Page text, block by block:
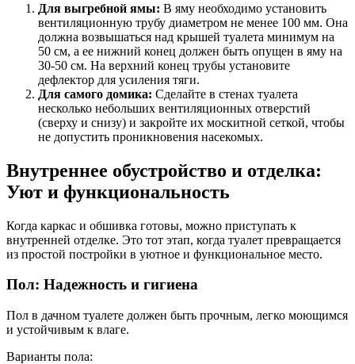
Для выгребной ямы: В яму необходимо установить
вентиляционную трубу диаметром не менее 100 мм. Она
должна возвышаться над крышей туалета минимум на
50 см, а ее нижний конец должен быть опущен в яму на
30-50 см. На верхний конец трубы установите
дефлектор для усиления тяги.
Для самого домика: Сделайте в стенах туалета
несколько небольших вентиляционных отверстий
(сверху и снизу) и закройте их москитной сеткой, чтобы
не допустить проникновения насекомых.
Внутреннее обустройство и отделка:
Уют и функциональность
Когда каркас и обшивка готовы, можно приступать к
внутренней отделке. Это тот этап, когда туалет превращается
из простой постройки в уютное и функциональное место.
Пол: Надежность и гигиена
Пол в дачном туалете должен быть прочным, легко моющимся
и устойчивым к влаге.
Варианты пола: